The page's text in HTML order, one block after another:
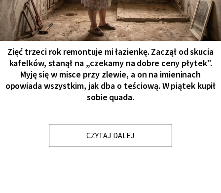
Zięć trzeci rok remontuje mi łazienkę. Zaczął od skucia
kafelków, stanął na „czekamy na dobre ceny płytek".
Myję się w misce przy zlewie, a on na imieninach
opowiada wszystkim, jak dba o teściową. W piątek kupił
sobie quada.
CZYTAJ DALEJ